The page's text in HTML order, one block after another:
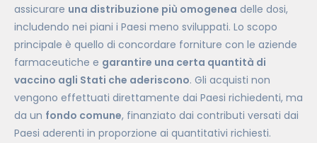
assicurare una distribuzione più omogenea delle dosi,
includendo nei piani i Paesi meno sviluppati. Lo scopo
principale è quello di concordare forniture con le aziende
farmaceutiche e garantire una certa quantità di
vaccino agli Stati che aderiscono. Gli acquisti non
vengono effettuati direttamente dai Paesi richiedenti, ma
da un fondo comune, finanziato dai contributi versati dai
Paesi aderenti in proporzione ai quantitativi richiesti.